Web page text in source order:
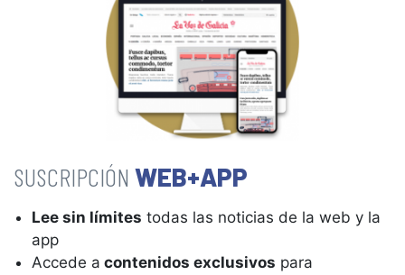
WEB+APP
Lee sin límites todas las noticias de la web y la
app
Accede a contenidos exclusivos para